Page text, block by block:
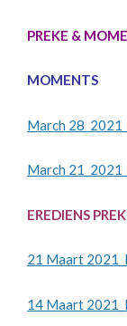
PREKE &
MOMENTS
March
March
EREDIENS
21 Maart
14 Maart